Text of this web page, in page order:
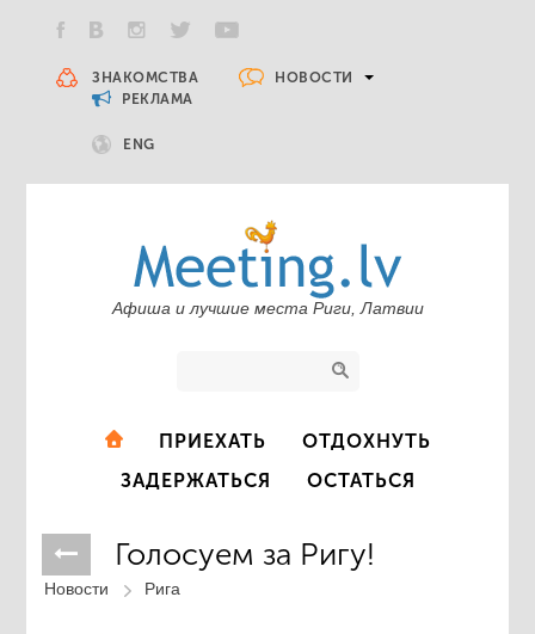
ЗНАКОМСТВА
НОВОСТИ
РЕКЛАМА
ENG
Афиша и лучшие места Риги, Латвии
ПРИЕХАТЬ
ОТДОХНУТЬ
ЗАДЕРЖАТЬСЯ
ОСТАТЬСЯ
Голосуем за Ригу!
Новости Рига